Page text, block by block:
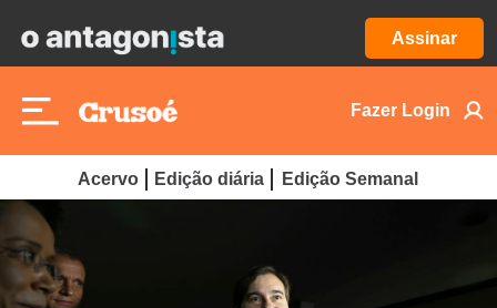
Assinar
Fazer Login
Acervo Edição diária Edição Semanal